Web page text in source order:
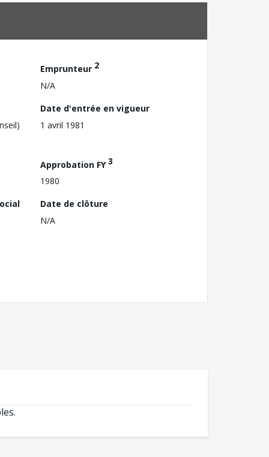
Emprunteur 2
N/A
Date d'entrée en vigueur
1 avril 1981
Approbation FY3
1980
Date de clôture
N/A